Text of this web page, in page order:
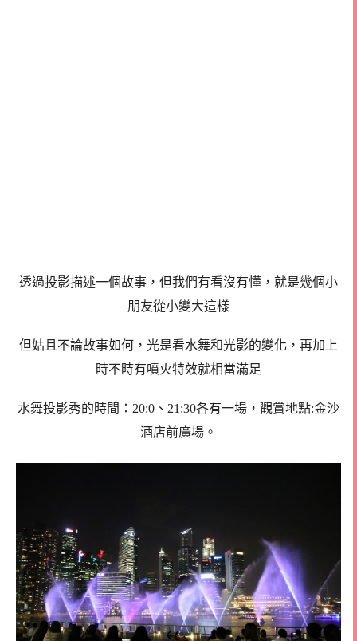
透過投影描述一個故事，但我們有看沒有懂，就是幾個小
朋友從小變大這樣
但姑且不論故事如何，光是看水舞和光影的變化，再加上
時不時有噴火特效就相當滿足
水舞投影秀的時間：20:0、21:30各有一場， 觀賞地點:金沙
酒店前廣場。